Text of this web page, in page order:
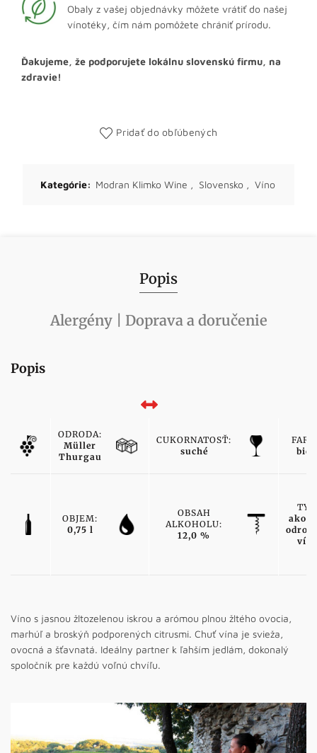
Obaly z vašej objednávky môžete vrátiť do našej
vínotéky, čím nám pomôžete chrániť prírodu.
Ďakujeme, že podporujete lokálnu slovenskú firmu, na
zdravie!
Pridať do obľúbených
Kategórie: Modran Klimko Wine , Slovensko , Víno
Popis
Alergény | Doprava a doručenie
Popis
ODRODA:
Müller
Thurgau
CUKORNATOSŤ:
suché
OBJEM:
0,75 l
OBSAH
ALKOHOLU:
12,0 %
Víno s jasnou žltozelenou iskrou a arómou plnou žltého ovocia,
marhúľ a broskýň podporených citrusmi. Chuť vína je svieža,
ovocná a šťavnatá. Ideálny partner k ľahším jedlám, dokonalý
spoločník pre každú voľnú chvíľu.